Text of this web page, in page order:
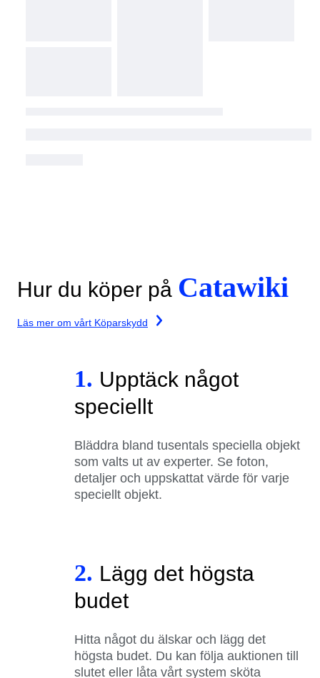
Hur du köper på Catawiki
Läs mer om vårt Köparskydd
1. Upptäck något
speciellt
Bläddra bland tusentals speciella objekt
som valts ut av experter. Se foton,
detaljer och uppskattat värde för varje
speciellt objekt.
2. Lägg det högsta
budet
Hitta något du älskar och lägg det
högsta budet. Du kan följa auktionen till
slutet eller låta vårt system sköta